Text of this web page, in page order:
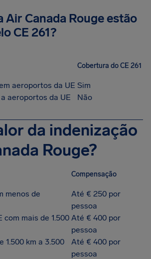
Air Canada Rouge estão
CE 261?
Cobertura do CE 261
aeroportos da UE Sim
aeroportos da UE
Não
da indenização
Rouge?
Compensação
menos de
Até € 250 por
pessoa
com mais de 1.500 Até € 400 por
pessoa
1.500 km a 3.500
Até € 400 por
pessoa